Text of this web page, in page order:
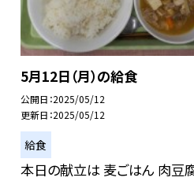
5月12日（月）の給食
公開日 2025/05/12
更新日 2025/05/12
給食
本日の献立は 麦ごはん 肉豆